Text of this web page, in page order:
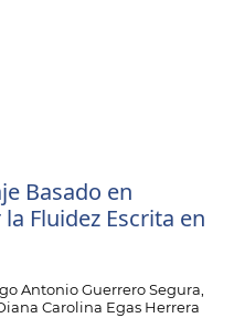
Basado en
Fluidez Escrita en
Antonio Guerrero Segura,
Carolina Egas Herrera